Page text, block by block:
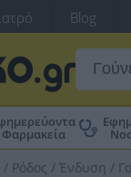
Blog
Φαρμακεία
/ Ρόδος / Ένδυση /